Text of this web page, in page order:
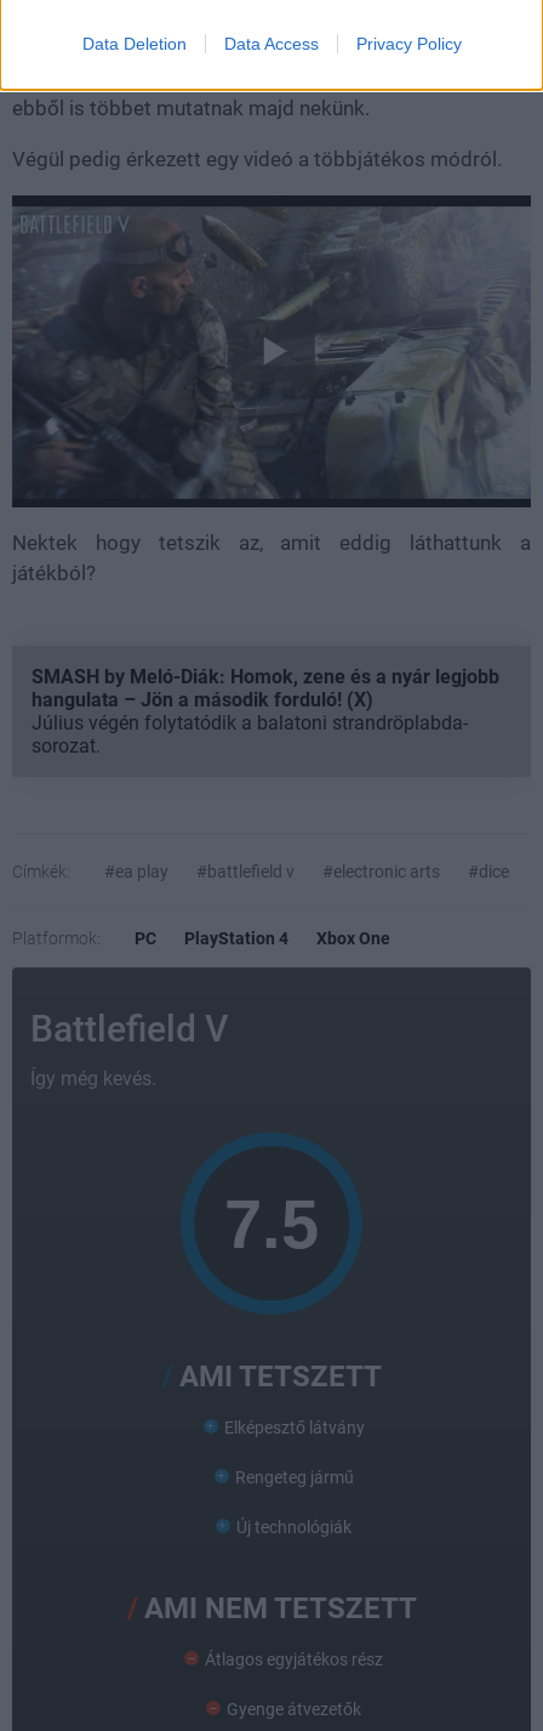
Data Deletion Data Access Privacy Policy
War Storyt, ugyebár ezekből a kisebb kalandokból áll
ebből is többet mutatnak majd nekünk.
Végül pedig érkezett egy videó a többjátékos módról.
Nektek hogy tetszik az, amit eddig láthattunk a
játékból?
SMASH by Meló-Diák: Homok, zene és a nyár legjobb
hangulata – Jön a második forduló! (X)
Július végén folytatódik a balatoni strandröplabda-
sorozat.
Címkék: #ea play #battlefield v #electronic arts #dice
Platformok: PC PlayStation 4 Xbox One
Battlefield V
Így még kevés.
AMI TETSZETT
Elképesztő látvány
Rengeteg jármű
Új technológiák
AMI NEM TETSZETT
Átlagos egyjátékos rész
Gyenge átvezetők